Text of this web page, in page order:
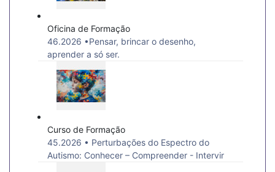
Oficina de Formação
46.2026 •Pensar, brincar o desenho,
aprender a só ser.
Curso de Formação
45.2026 • Perturbações do Espectro do
Autismo: Conhecer – Compreender - Intervir